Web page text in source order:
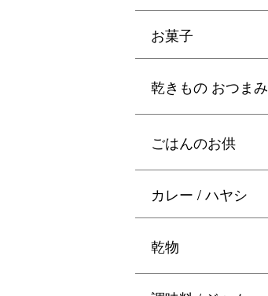
お菓子
乾きもの おつまみ
ごはんのお供
カレー / ハヤシ
乾物